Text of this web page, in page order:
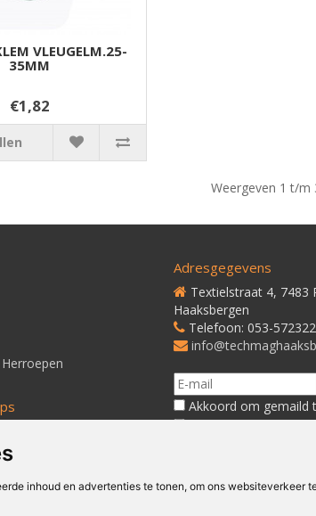
inhoud en advertenties te tonen, om ons websiteverkeer
VLEUGELM.25-
35MM
€1,82
Weergeven 1 t/m
Adresgegevens
Textielstraat 4, 7483
Haaksbergen
Telefoon: 053-
Akkoord om gemaild
Akkoord met ons